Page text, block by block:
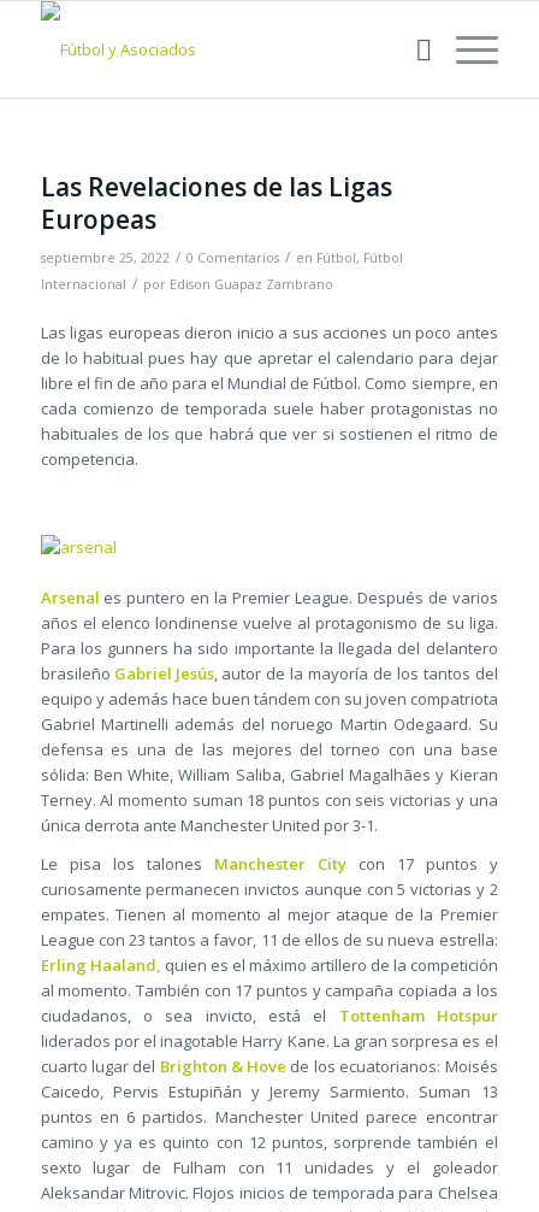
Las Revelaciones de las Ligas
Europeas
septiembre 25, 2022 / 0 Comentarios / en Fútbol, Fútbol
Internacional / por Edison Guapaz Zambrano
Las ligas europeas dieron inicio a sus acciones un poco antes
de lo habitual pues hay que apretar el calendario para dejar
libre el fin de año para el Mundial de Fútbol. Como siempre, en
cada comienzo de temporada suele haber protagonistas no
habituales de los que habrá que ver si sostienen el ritmo de
competencia.
Arsenal es puntero en la Premier League. Después de varios
años el elenco londinense vuelve al protagonismo de su liga.
Para los gunners ha sido importante la llegada del delantero
brasileño Gabriel Jesús, autor de la mayoría de los tantos del
equipo y además hace buen tándem con su joven compatriota
Gabriel Martinelli además del noruego Martin Odegaard. Su
defensa es una de las mejores del torneo con una base
sólida: Ben White, William Saliba, Gabriel Magalhães y Kieran
Terney. Al momento suman 18 puntos con seis victorias y una
única derrota ante Manchester United por 3-1.
Le pisa los talones Manchester Citycon 17 puntos y
curiosamente permanecen invictos aunque con 5 victorias y 2
empates. Tienen al momento al mejor ataque de la Premier
League con 23 tantos a favor, 11 de ellos de su nueva estrella:
Erling Haaland, quien es el máximo artillero de la competición
al momento. También con 17 puntos y campaña copiada a los
ciudadanos, o sea invicto, está el Tottenham Hotspur
liderados por el inagotable Harry Kane. La gran sorpresa es el
cuarto lugar del Brighton & Hove de los ecuatorianos: Moisés
Caicedo, Pervis Estupiñán y Jeremy Sarmiento. Suman 13
puntos en 6 partidos. Manchester United parece encontrar
camino y ya es quinto con 12 puntos, sorprende también el
sexto lugar de Fulham con 11 unidades y el goleador
Aleksandar Mitrovic. Flojos inicios de temporada para Chelsea